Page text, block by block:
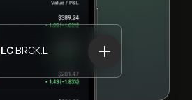
BRCK.L